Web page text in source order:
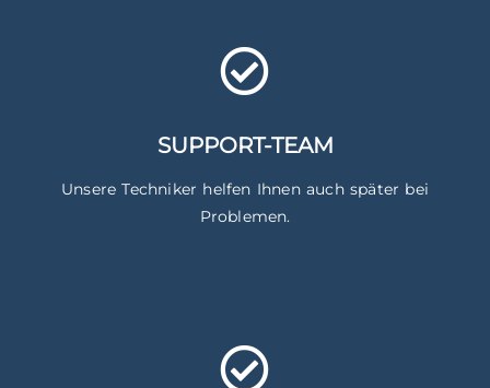
SUPPORT-TEAM
Unsere Techniker helfen Ihnen auch später bei
Problemen.